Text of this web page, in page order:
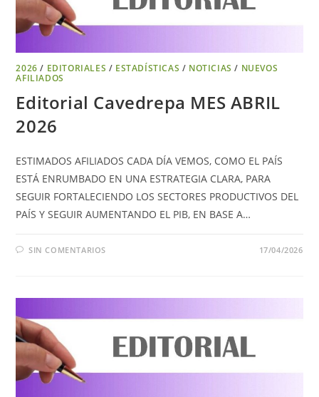
2026 / EDITORIALES / ESTADÍSTICAS / NOTICIAS / NUEVOS
AFILIADOS
Editorial Cavedrepa MES ABRIL
2026
ESTIMADOS AFILIADOS CADA DÍA VEMOS, COMO EL PAÍS
ESTÁ ENRUMBADO EN UNA ESTRATEGIA CLARA, PARA
SEGUIR FORTALECIENDO LOS SECTORES PRODUCTIVOS DEL
PAÍS Y SEGUIR AUMENTANDO EL PIB, EN BASE A…
SIN COMENTARIOS 17/04/2026